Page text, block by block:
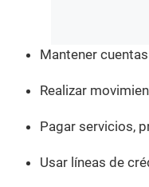
Mantener
Realizar
Pagar servicios,
Usar líneas de